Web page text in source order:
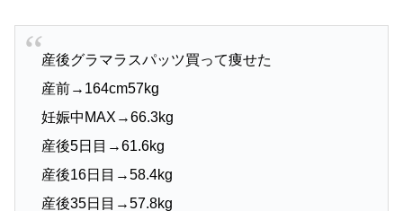
産後グラマラスパッツ買って痩せた
産前→164cm57kg
妊娠中MAX→66.3kg
産後5日目→61.6kg
産後16日目→58.4kg
産後35日目→57.8kg